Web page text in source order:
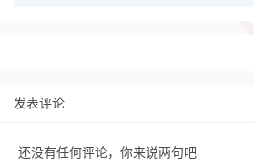
发表评论
还没有任何评论，你来说两句吧